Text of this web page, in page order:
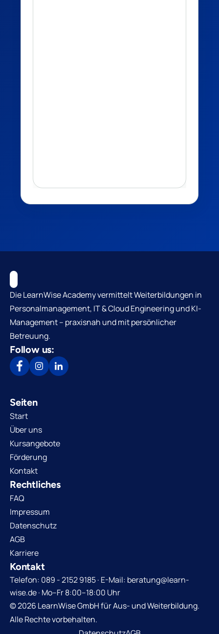
Die LearnWise Academy vermittelt Weiterbildungen in
Personalmanagement, IT & Cloud Engineering und KI-
Management – praxisnah und mit persönlicher
Betreuung.
Follow us:
Seiten
Start
Über uns
Kursangebote
Förderung
Kontakt
Rechtliches
FAQ
Impressum
Datenschutz
AGB
Karriere
Kontakt
Telefon: 089 - 2152 9185 · E-Mail: beratung@learn-
wise.de · Mo–Fr 8:00–18:00 Uhr
© 2026 LearnWise GmbH für Aus- und Weiterbildung.
Alle Rechte vorbehalten.